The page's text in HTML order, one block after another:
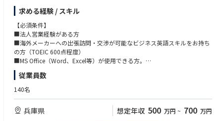
◆装置、部品販売における営業活動
◆装置販売におけるプロジェクトマネジメント
◆国内/海外企業との交渉/協業活動（主にメール/Web会議）
◆国内/海外の現場同行や装置試運転の立ち合い
◆その他貿易商社としての業務全般
【出張】■国内：1～2回/月(1～2泊/回)程度■海外：1～2回/年(1週間/回)
求める経験 / スキル
【必須条件】
■法人営業経験がある方
■海外メーカーへの出張訪問・交渉が可能なビジネス英語スキルをお持ち
の方（TOEIC 600点程度）
■MS Office（Word、Excel等）が使用できる方。
【歓迎条件】
■機械設備関連業務の経験をお持ちの方
従業員数
140名
兵庫県 想定年収 500 万円 ~ 700 万円